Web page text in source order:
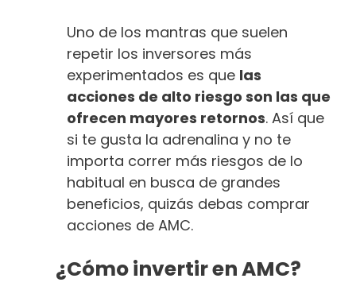
Uno de los mantras que suelen
repetir los inversores más
experimentados es que las
acciones de alto riesgo son las que
ofrecen mayores retornos. Así que
si te gusta la adrenalina y no te
importa correr más riesgos de lo
habitual en busca de grandes
beneficios, quizás debas comprar
acciones de AMC.
¿Cómo invertir en AMC?